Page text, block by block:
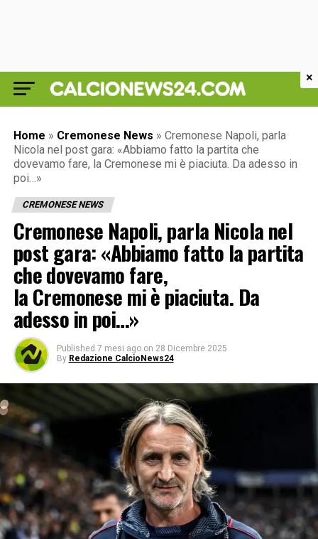
Home » Cremonese News » Cremonese Napoli, parla
Nicola nel post gara: «Abbiamo fatto la partita che
dovevamo fare, la Cremonese mi è piaciuta. Da adesso in
poi…»
CREMONESE NEWS
Cremonese Napoli, parla Nicola nel
post gara: «Abbiamo fatto la partita
che dovevamo fare,
la Cremonese mi è piaciuta. Da
adesso in poi…»
Published 7 mesi ago on 28 Dicembre 2025
By Redazione CalcioNews24
×